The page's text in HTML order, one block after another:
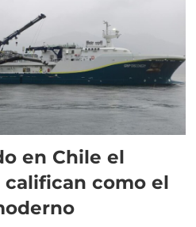
en Chile el
como el